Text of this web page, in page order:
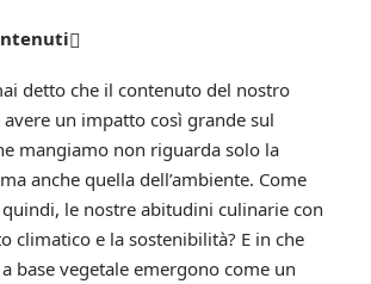
detto che il contenuto del nostro
un impatto così grande sul
mangiamo non riguarda solo la
anche quella dell’ambiente. Come
le nostre abitudini culinarie con
climatico e la sostenibilità? E in che
base vegetale emergono come un